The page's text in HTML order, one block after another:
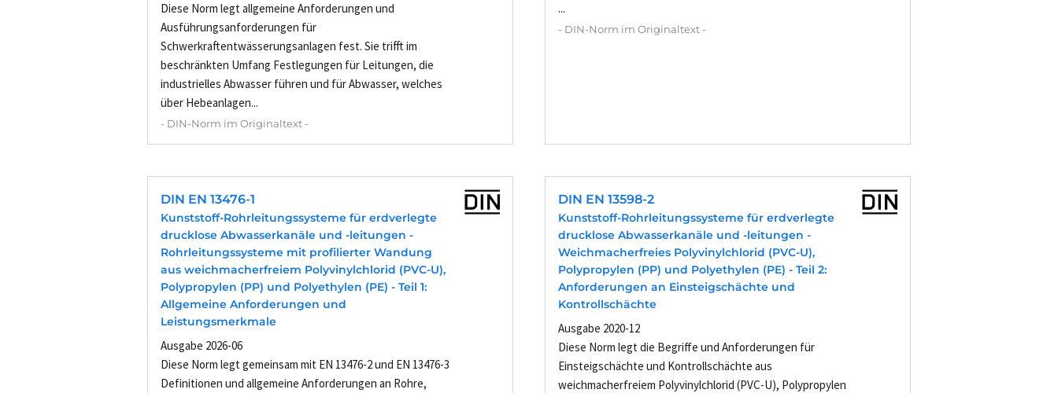
Diese Norm legt allgemeine Anforderungen und
Ausführungsanforderungen für
Schwerkraftentwässerungsanlagen fest. Sie trifft im
beschränkten Umfang Festlegungen für Leitungen, die
industrielles Abwasser führen und für Abwasser, welches
über Hebeanlagen...
- DIN-Norm im Originaltext -
...
- DIN-Norm im Originaltext -
DIN EN 13476-1
Kunststoff-Rohrleitungssysteme für erdverlegte
drucklose Abwasserkanäle und -leitungen -
Rohrleitungssysteme mit profilierter Wandung
aus weichmacherfreiem Polyvinylchlorid (PVC-U),
Polypropylen (PP) und Polyethylen (PE) - Teil 1:
Allgemeine Anforderungen und
Leistungsmerkmale
Ausgabe 2026-06
Diese Norm legt gemeinsam mit EN 13476-2 und EN 13476-3
Definitionen und allgemeine Anforderungen an Rohre,
DIN EN 13598-2
Kunststoff-Rohrleitungssysteme für erdverlegte
drucklose Abwasserkanäle und -leitungen -
Weichmacherfreies Polyvinylchlorid (PVC-U),
Polypropylen (PP) und Polyethylen (PE) - Teil 2:
Anforderungen an Einsteigschächte und
Kontrollschächte
Ausgabe 2020-12
Diese Norm legt die Begriffe und Anforderungen für
Einsteigschächte und Kontrollschächte aus
weichmacherfreiem Polyvinylchlorid (PVC-U), Polypropylen